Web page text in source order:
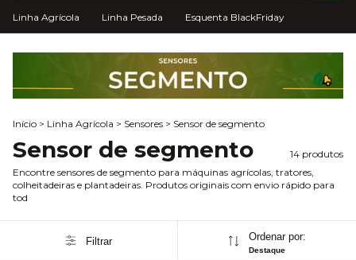
Linha Agrícola Linha Pesada Esquenta BlackFriday
Início > Linha Agrícola > Sensores > Sensor de segmento
Sensor de segmento
14 produtos
Encontre sensores de segmento para máquinas agrícolas, tratores,
colheitadeiras e plantadeiras. Produtos originais com envio rápido para
tod
Filtrar Ordenar por:
Destaque